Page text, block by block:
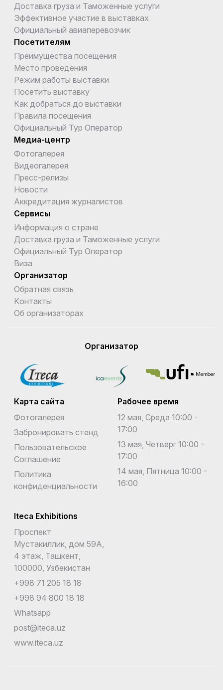
Доставка груза и Таможенные услуги
Эффективное участие в выставках
Официальный авиаперевозчик
Посетителям
Преимущества посещения
Место проведения
Режим работы выставки
Посетить выставку
Как добраться до выставки
Правила посещения
Официальный Тур Оператор
Медиа-центр
Фотогалерея
Видеогалерея
Пресс-релизы
Новости
Аккредитация журналистов
Сервисы
Информация о стране
Доставка груза и Таможенные услуги
Официальный Тур Оператор
Виза
Организатор
Обратная связь
Kонтакты
Об организаторах
Организатор
Карта сайта
Фотогалерея
Забронировать стенд
Пользовательское
Соглашение
Политика
конфиденциальности
Рабочее время
12 мая, Среда 10:00 -
17:00
13 мая, Четверг 10:00 -
17:00
14 мая, Пятница 10:00 -
16:00
Iteca Exhibitions
Проспект
Мустакиллик, дом 59А,
4 этаж, Ташкент,
100000, Узбекистан
+998 71 205 18 18
+998 94 800 18 18
Whatsapp
post@iteca.uz
www.iteca.uz